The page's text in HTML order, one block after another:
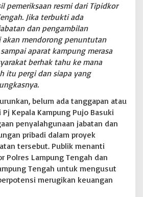
pemeriksaan resmi dari Tipidkor
Jika terbukti ada
dan pengambilan
akan mendorong penuntutan
aparat kampung merasa
berhak tahu ke mana
itu pergi dan siapa yang
belum ada tanggapan atau
Kepala Kampung Pujo Basuki
penyalahgunaan jabatan dan
pribadi dalam proyek
tersebut. Publik menanti
Polres Lampung Tengah dan
Tengah untuk mengusut
merugikan keuangan